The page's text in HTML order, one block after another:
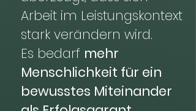
Arbeit im Leistungskontext
stark verändern wird.
Es bedarf mehr
Menschlichkeit für ein
bewusstes Miteinander